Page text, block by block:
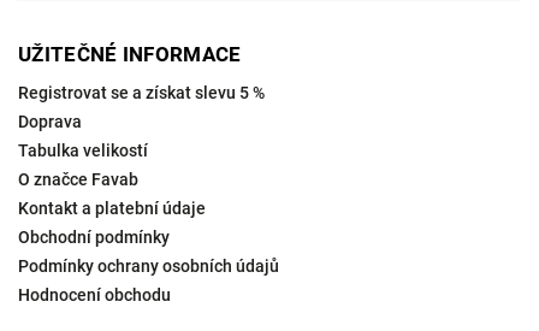
UŽITEČNÉ INFORMACE
Registrovat se a získat slevu 5 %
Doprava
Tabulka velikostí
O značce Favab
Kontakt a platební údaje
Obchodní podmínky
Podmínky ochrany osobních údajů
Hodnocení obchodu